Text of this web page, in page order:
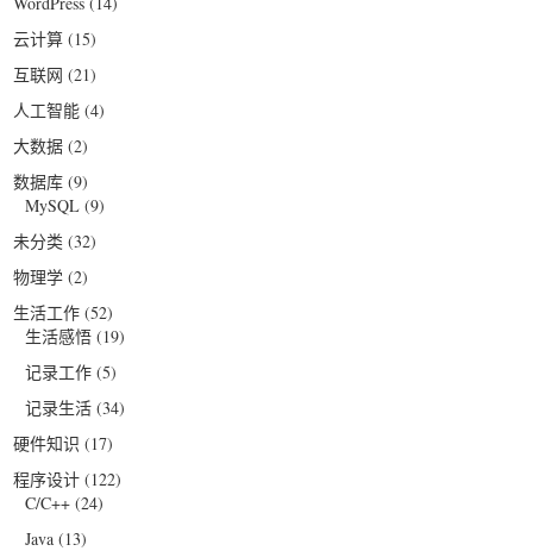
云计算 (15)
互联网 (21)
人工智能 (4)
大数据 (2)
数据库 (9)
MySQL (9)
未分类 (32)
物理学 (2)
生活工作 (52)
生活感悟 (19)
记录工作 (5)
记录生活 (34)
硬件知识 (17)
程序设计 (122)
C/C++ (24)
Java (13)